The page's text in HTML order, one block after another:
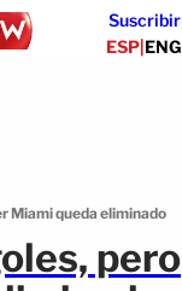
Suscribir
ESP|ENG
Miami queda eliminado
pero